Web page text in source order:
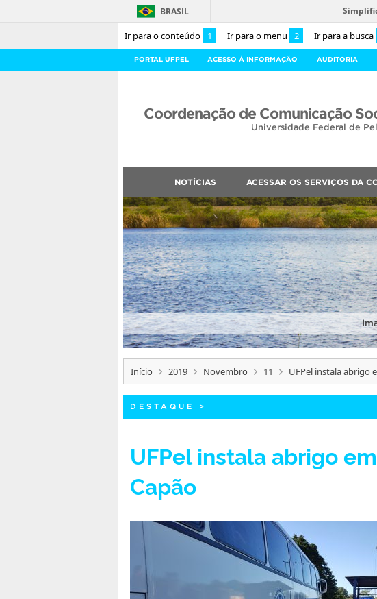
Ir para o conteúdo 1 Ir para o menu 2 Ir para a busca
BRASIL
PORTAL UFPEL ACESSO À INFORMAÇÃO AUDITORIA
Coordenação de Comunicação
Universidade Federal de
NOTÍCIAS ACESSAR OS SERVIÇOS DA
Início 2019 Novembro 11 UFPel instala abrigo
DESTAQUE >
UFPel instala abrigo
Capão